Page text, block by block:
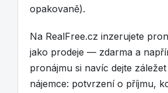
opakovaně).
Na RealFree.cz inzerujete
jako prodeje — zdarma a
pronájmu si navíc dejte
nájemce: potvrzení o příjmu,